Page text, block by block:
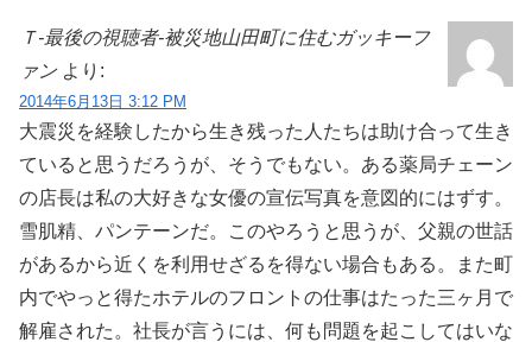
Ｔ-最後の視聴者-被災地山田町に住むガッキーフ
ァン より:
2014年6月13日 3:12 PM
大震災を経験したから生き残った人たちは助け合って生き
ていると思うだろうが、そうでもない。ある薬局チェーン
の店長は私の大好きな女優の宣伝写真を意図的にはずす。
雪肌精、パンテーンだ。このやろうと思うが、父親の世話
があるから近くを利用せざるを得ない場合もある。また町
内でやっと得たホテルのフロントの仕事はたった三ヶ月で
解雇された。社長が言うには、何も問題を起こしてはいな